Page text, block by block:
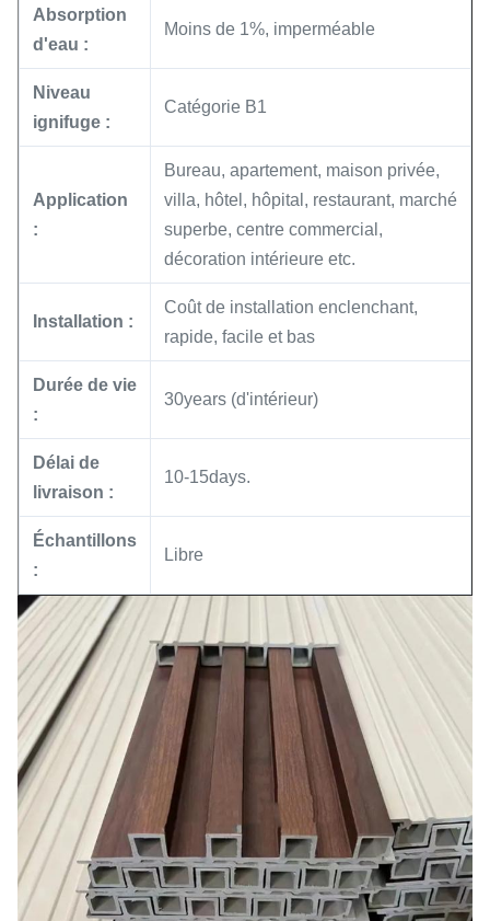
Absorption
d'eau :
Moins de 1%, imperméable
Niveau
ignifuge :
Catégorie B1
Application
:
Bureau, apartement, maison privée,
villa, hôtel, hôpital, restaurant, marché
superbe, centre commercial,
décoration intérieure etc.
Installation :
Coût de installation enclenchant,
rapide, facile et bas
Durée de vie
:
30years (d'intérieur)
Délai de
livraison :
10-15days.
Échantillons
:
Libre